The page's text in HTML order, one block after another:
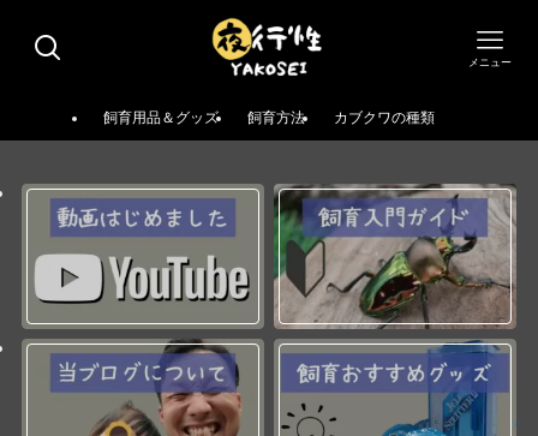
メニュー
飼育用品＆グッズ 飼育方法 カブクワの種類